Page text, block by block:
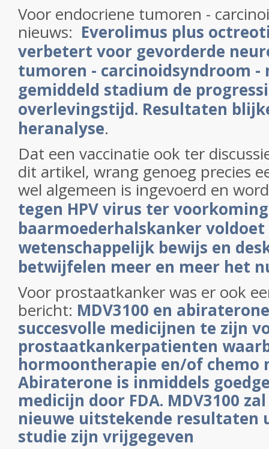
Voor endocriene tumoren -
nieuws: Everolimus plus
verbetert voor gevorderde
tumoren - carcinoidsyndroom -
gemiddeld stadium de
overlevingstijd. Resultaten
heranalyse.
Dat een vaccinatie ook ter
dit artikel, wrang genoeg precies
wel algemeen is ingevoerd en
tegen HPV virus ter
baarmoederhalskanker
wetenschappelijk bewijs en
betwijfelen meer en meer het
Voor prostaatkanker was er ook
bericht: MDV3100 en
succesvolle medicijnen te zijn
prostaatkankerpatienten
hormoontherapie en/of chemo
Abiraterone is inmiddels
medicijn door FDA. MDV3100
nieuwe uitstekende resultaten
studie zijn vrijgegeven